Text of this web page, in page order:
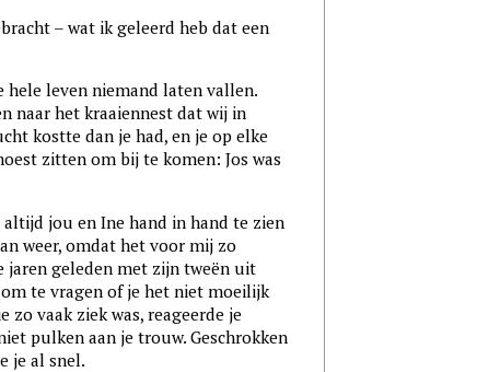
– wat ik geleerd heb dat een
hele leven niemand laten vallen.
naar het kraaiennest dat wij in
kostte dan je had, en je op elke
zitten om bij te komen: Jos was
jou en Ine hand in hand te zien
weer, omdat het voor mij zo
jaren geleden met zijn tweën uit
te vragen of je het niet moeilijk
zo vaak ziek was, reageerde je
pulken aan je trouw. Geschrokken
je al snel.